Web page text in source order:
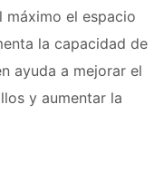
el espacio
la capacidad de
ayuda a mejorar el
y aumentar la